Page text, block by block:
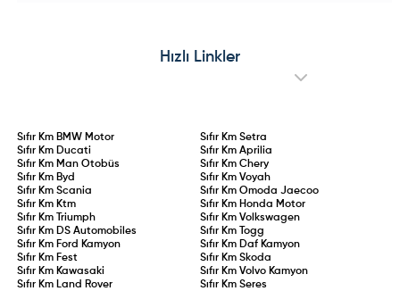
sürücülük süresi kanunlaştı. 75 ceza
puanının aşılması, 0,20 promil üzeri
arızalar ve Ford Edsel’i aratmayan
performansıyla model adeta sınıfta
Hızlı Linkler
Sıfır Km BMW Motor Sıfır Km Setra
Sıfır Km Ducati Sıfır Km Aprilia
Sıfır Km Man Otobüs Sıfır Km Chery
Sıfır Km Byd Sıfır Km Voyah
Sıfır KmScania Sıfır Km Omoda Jaecoo
Sıfır Km Ktm Sıfır Km Honda Motor
Sıfır Km
Triumph Sıfır Km Volkswagen
Sıfır Km DS Automobiles Sıfır Km
Togg
Sıfır Km Ford Kamyon Sıfır Km Daf Kamyon
Sıfır Km Fest Sıfır Km Skoda
Sıfır Km Kawasaki Sıfır Km Volvo Kamyon
Sıfır Km Land Rover Sıfır Km Seres